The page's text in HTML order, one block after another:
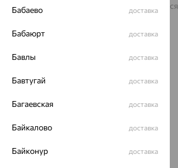
На информационном ресурсе применяются
рекомендательные технологии
ОГРН 1044800168379
Разработка сайта —
Бабаево доставка
Бабаюрт доставка
Бавлы доставка
Бавтугай доставка
Багаевская доставка
Байкалово доставка
Байконур доставка